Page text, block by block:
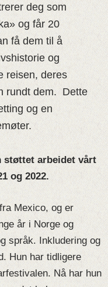
deg som
og får 20
få dem til å
og
reisen, deres
rundt dem. Dette
og en
støttet arbeidet vårt
og 2022.
Mexico, og er
år i Norge og
språk. Inkludering og
Hun har tidligere
Nå har hun